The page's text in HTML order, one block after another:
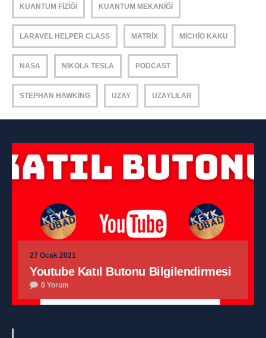
KUANTUM FIZIĞI KUANTUM MEKANIĞI
LARAVEL HELPER CLASS MATRIX MICHIO KAKU
NASA NIKOLA TESLA PODCAST
STEPHAN HAWKING UZAY UZAYLILAR
27 Ocak 2021
Youtube Katıl Butonu Bilgilendirmesi
0 Yorum